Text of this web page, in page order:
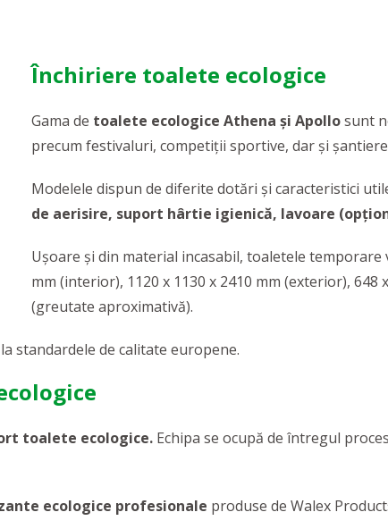
Închiriere toalete ecologice
Gama de toalete ecologice Athena şi Apollosunt
precum festivaluri, competiții sportive, dar și
Modelele dispun de diferite dotări și caracteristici
de aerisire, suport hârtie igienică, lavoare
Uşoare şi din material incasabil, toaletele
mm (interior), 1120 x 1130 x 2410 mm (exterior),
(greutate aproximativă).
standardele de calitate europene.
toalete ecologice. Echipa se ocupă de întregul
ecologice profesionale produse de Walex